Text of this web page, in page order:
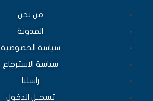
من نحن
المدونة
سياسة الخصوصية
سياسة الاسترجاع
راسلنا
تسجيل الدخول